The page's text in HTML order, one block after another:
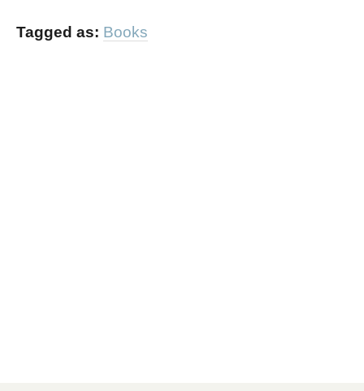
Tagged as: Books